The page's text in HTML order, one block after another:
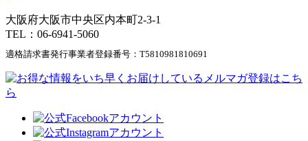
大阪府大阪市中央区内本町2-3-1
TEL：06-6941-5060
適格請求書発行事業者登録番号： T5810981810691